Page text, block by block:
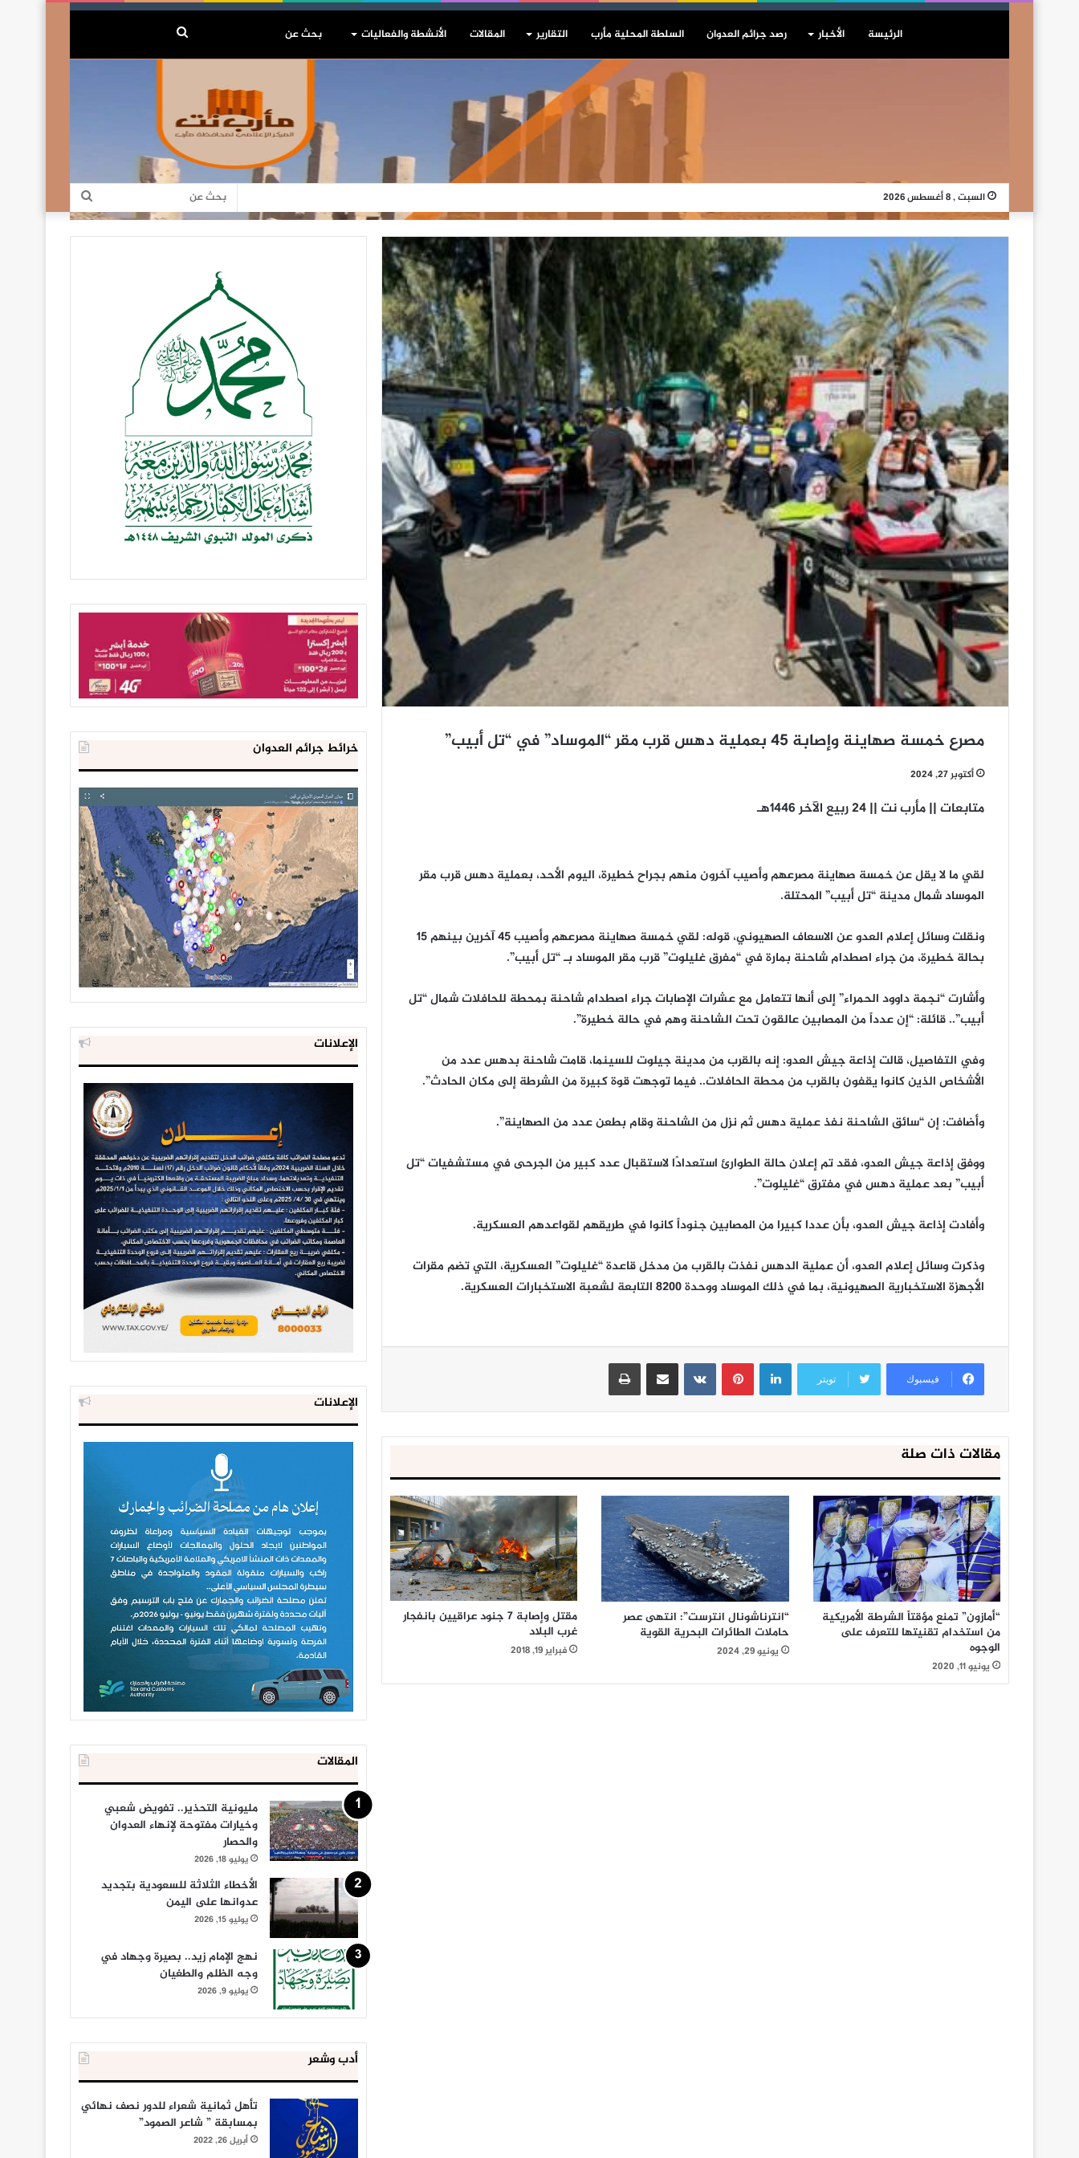
الرئيسة الأخبار رصد جرائم العدوان السلطة المحلية مأرب التقارير المقالات الأنشطة والفعاليات بحث
السبت , 8 أغسطس 2026
بحث
عن
مصرع خمسة صهاينة وإصابة 45 بعملية دهس قرب مقر “الموساد” في “تل أبيب”
أكتوبر 27, 2024
متابعات || مأرب نت || 24 ربيع الآخر 1446هـ
لقي ما لا يقل عن خمسة صهاينة مصرعهم وأصيب آخرون منهم بجراح خطيرة، اليوم الأحد، بعملية دهس قرب مقر
الموساد شمال مدينة “تل أبيب” المحتلة.
ونقلت وسائل إعلام العدو عن الاسعاف الصهيوني، قوله: لقي خمسة صهاينة مصرعهم وأصيب 45 آخرين بينهم 15
بحالة خطيرة، من جراء اصطدام شاحنة بمارة في “مفرق غليلوت” قرب مقر الموساد بـ “تل أبيب”.
وأشارت “نجمة داوود الحمراء” إلى أنها تتعامل مع عشرات الإصابات جراء اصطدام شاحنة بمحطة للحافلات شمال “تل
أبيب”.. قائلة: “إن عدداً من المصابين عالقون تحت الشاحنة وهم في حالة خطيرة”.
وفي التفاصيل، قالت إذاعة جيش العدو: إنه بالقرب من مدينة جيلوت للسينما، قامت شاحنة بدهس عدد من
الأشخاص الذين كانوا يقفون بالقرب من محطة الحافلات.. فيما توجهت قوة كبيرة من الشرطة إلى مكان الحادث”.
وأضافت: إن “سائق الشاحنة نفذ عملية دهس ثم نزل من الشاحنة وقام بطعن عدد من الصهاينة”.
ووفق إذاعة جيش العدو، فقد تم إعلان حالة الطوارئ استعدادًا لاستقبال عدد كبير من الجرحى في مستشفيات “تل
أبيب” بعد عملية دهس في مفترق “غليلوت”.
وأفادت إذاعة جيش العدو، بأن عددا كبيرا من المصابين جنوداً كانوا في طريقهم لقواعدهم العسكرية.
وذكرت وسائل إعلام العدو، أن عملية الدهس نفذت بالقرب من مدخل قاعدة “غليلوت” العسكرية، التي تضم مقرات
الأجهزة الاستخبارية الصهيونية، بما في ذلك الموساد ووحدة 8200 التابعة لشعبة الاستخبارات العسكرية.
فيسبوك تويتر
لينكدإنبينتيريست مشاركة عبر البريد طباعة
مقالات ذات صلة
“أمازون” تمنع مؤقتاً الشرطة الأمريكية
من استخدام تقنيتها للتعرف على
الوجوه
يونيو 11, 2020
“انترناشونال انترست”: انتهى عصر
حاملات الطائرات البحرية القوية
يونيو 29, 2024
مقتل وإصابة 7 جنود عراقيين بانفجار
غرب البلاد
فبراير 19, 2018
خرائط جرائم العدوان
الإعلانات
الإعلانات
المقالات
مليونية التحذير.. تفويض شعبي
وخيارات مفتوحة لإنهاء العدوان
والحصار
يوليو 18, 2026
الأخطاء الثلاثة للسعودية بتجديد
عدوانها على اليمن
يوليو 15, 2026
نهج الإمام زيد.. بصيرة وجهاد في
وجه الظلم والطغيان
يوليو 9, 2026
أدب وشعر
تأهل ثمانية شعراء للدور نصف نهائي
بمسابقة ” شاعر الصمود”
أبريل 26, 2022